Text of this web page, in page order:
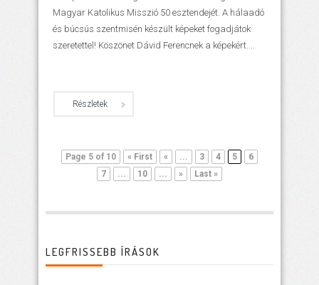
Magyar Katolikus Misszió 50 esztendejét. A hálaadó
és búcsús szentmisén készült képeket fogadjátok
szeretettel! Köszönet Dávid Ferencnek a képekért....
Részletek
Page 5 of 10 « First « ... 3 4 5
6
7
... 10 ... » Last »
LEGFRISSEBB ÍRÁSOK